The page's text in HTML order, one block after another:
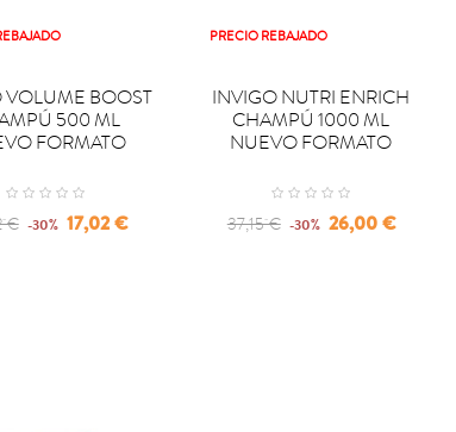
VOLUME BOOST
500 ML
FORMATO
€ -30% Precio
17,02 €
PRECIO REBAJADO

INVIGO NUTRI ENRICH
CHAMPÚ 1000 ML
NUEVO FORMATO
Regular
37,15 € -30% Precio
26,00 €